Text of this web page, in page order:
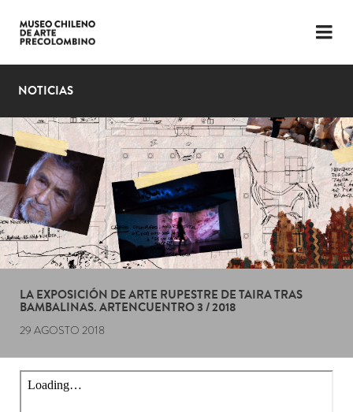
LENGUAJE
PLANIFICA TU VISITA
EXPOSICIONES
COLECCIÓN
EL MUSEO
NOTICIAS
ÚLTIMOS VIDEOS
NOTICIAS
LA EXPOSICIÓN DE ARTE RUPESTRE DE TAIRA TRAS
BAMBALINAS. ARTENCUENTRO 3 / 2018
29 AGOSTO 2018